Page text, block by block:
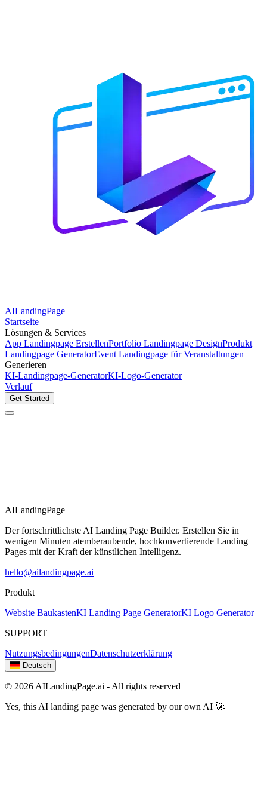
AILandingPage
Startseite
Lösungen & Services
App Landingpage ErstellenPortfolio Landingpage DesignProdukt
Landingpage GeneratorEvent Landingpage für Veranstaltungen
Generieren
KI-Landingpage-GeneratorKI-Logo-Generator
Verlauf
Get Started
AILandingPage
Der fortschrittlichste AI Landing Page Builder. Erstellen Sie in
wenigen Minuten atemberaubende, hochkonvertierende Landing
Pages mit der Kraft der künstlichen Intelligenz.
hello@ailandingpage.ai
Produkt
Website BaukastenKI Landing Page GeneratorKI Logo Generator
SUPPORT
NutzungsbedingungenDatenschutzerklärung
Deutsch
© 2026 AILandingPage.ai - All rights reserved
Yes, this AI landing page was generated by our own AI 🚀